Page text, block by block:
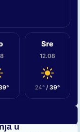
Sre
12.08
24°/ 39°
u